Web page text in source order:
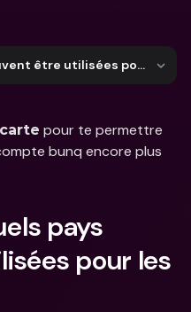
Les cartes de quels pays peuvent être utilisées pour les recharges ?
pour te permettre
bunq encore plus
pays
pour les